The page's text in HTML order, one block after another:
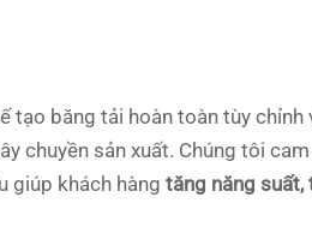
tạo băng tải hoàn toàn tùy chỉnh
chuyền sản xuất. Chúng tôi
giúp khách hàng tăng năng